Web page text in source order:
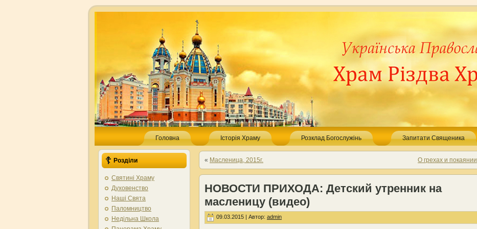
Головна Історія Храму Розклад Богослужінь Запитати Священика
Розділи
Святині Храму
Духовенство
Наші Свята
Паломництво
Недільна Школа
« Масленица, 2015г. О грехах и покаянии
НОВОСТИ ПРИХОДА: Детский утренник на
масленицу (видео)
09.03.2015 | Автор: admin